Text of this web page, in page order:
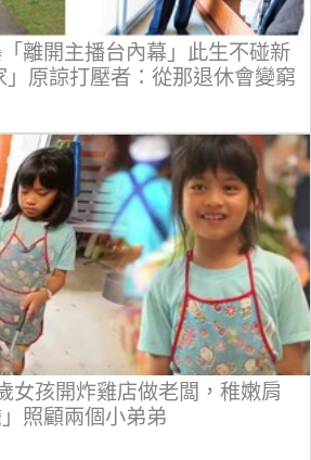
離開主播台內幕」此生不碰新
」原諒打壓者：從那退休會變窮
女孩開炸雞店做老闆，稚嫩肩
照顧兩個小弟弟